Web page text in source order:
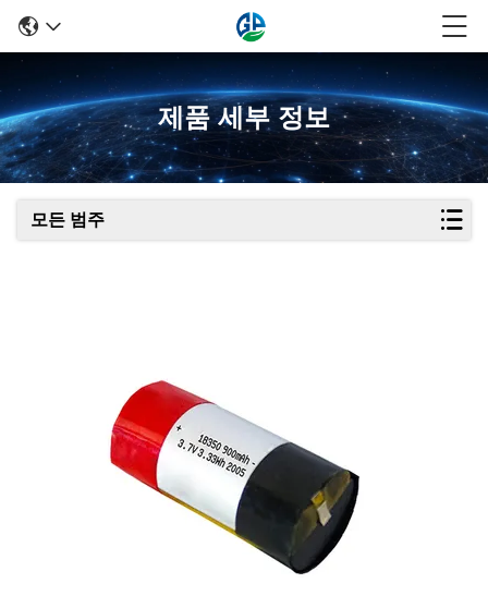
제품 세부 정보
모든 범주